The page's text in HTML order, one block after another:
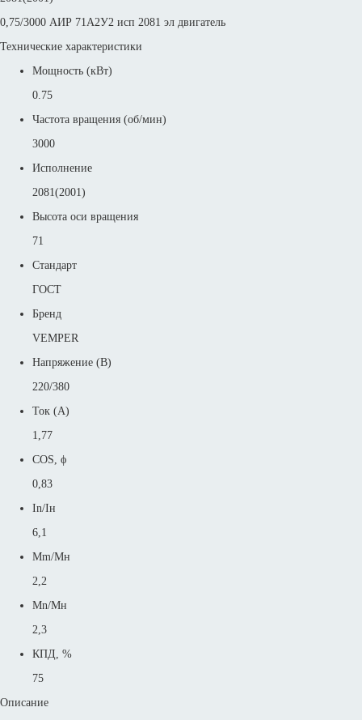
0,75/3000 АИР 71А2У2 исп 2081 эл двигатель
Технические характеристики
Мощность (кВт)
0.75
Частота вращения (об/мин)
3000
Исполнение
2081(2001)
Высота оси вращения
71
Стандарт
ГОСТ
Бренд
VEMPER
Напряжение (В)
220/380
Ток (А)
1,77
COS, ϕ
0,83
In/Iн
6,1
Mm/Mн
2,2
Mn/Mн
2,3
КПД, %
75
Описание